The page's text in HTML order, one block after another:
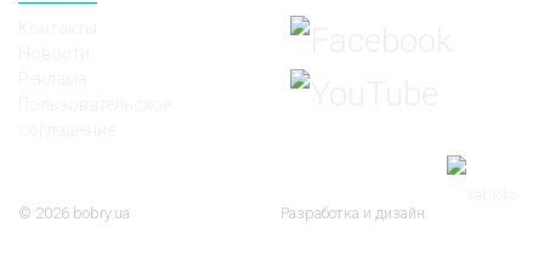
© 2026 bobry.ua Разработка и дизайн: